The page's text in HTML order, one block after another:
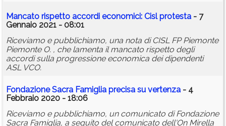
Mancato rispetto accordi economici: Cisl protesta - 7
Gennaio 2021 - 08:01
Riceviamo e pubblichiamo, una nota di CISL FP Piemonte
Piemonte O. , che lamenta il mancato rispetto degli
accordi sulla progressione economica dei dipendenti
ASL VCO.
Fondazione Sacra Famiglia precisa su vertenza - 4
Febbraio 2020 - 18:06
Riceviamo e pubblichiamo, un comunicato di Fondazione
Sacra Famiglia, a seguito del comunicato dell'On Mirella